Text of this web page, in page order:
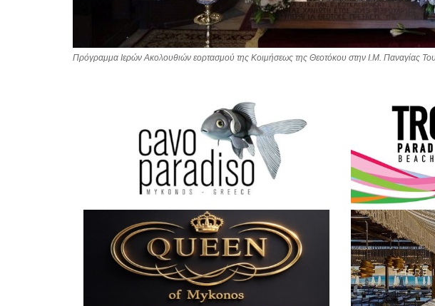
Πρόγραμμα Ιερών Ακολουθιών εορτασμού της Κοιμήσεως της Θεοτόκου στην Ι.Μ. Παναγίας